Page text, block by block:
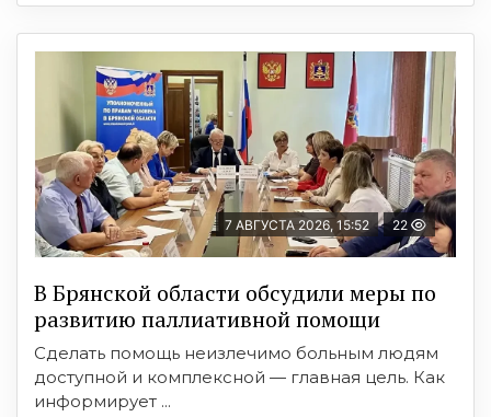
7 АВГУСТА 2026, 15:52 22
В Брянской области обсудили меры по
развитию паллиативной помощи
Сделать помощь неизлечимо больным людям
доступной и комплексной — главная цель. Как
информирует ...